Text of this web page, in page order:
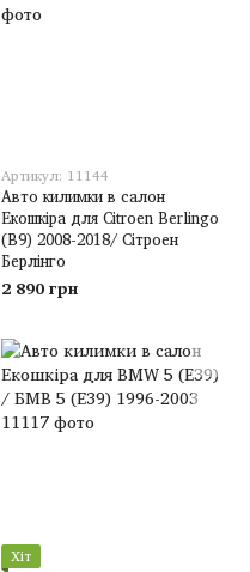
Артикул: 11144
Авто килимки в салон
Екошкіра для Citroen Berlingo
(B9) 2008-2018/ Сітроен
Берлінго
2 890 грн
Хіт